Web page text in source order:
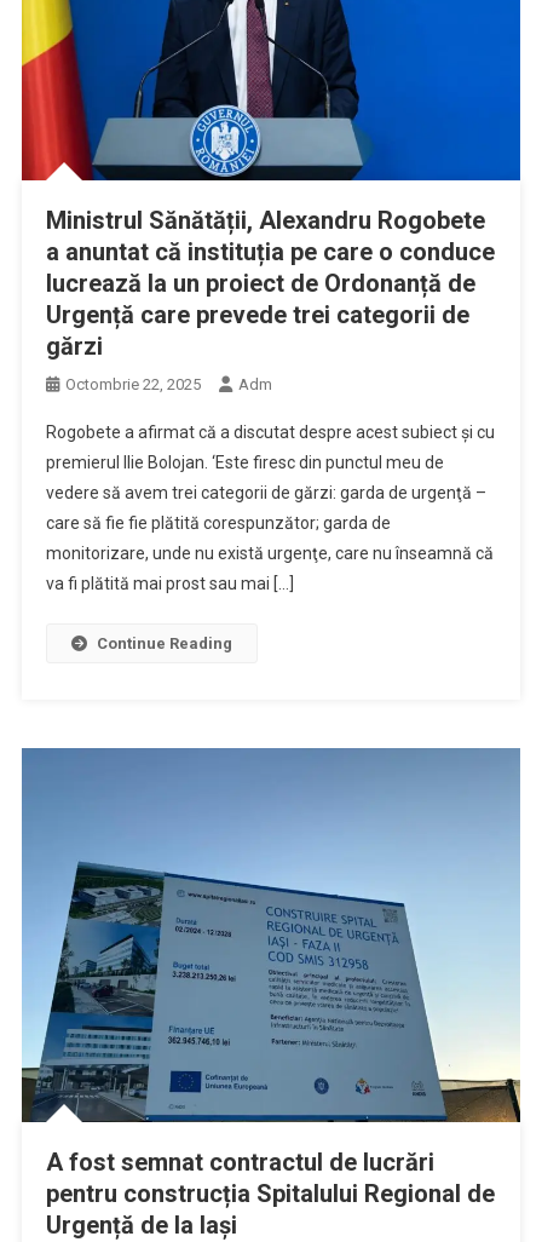
Ministrul Sănătății, Alexandru Rogobete
a anuntat că instituția pe care o conduce
lucrează la un proiect de Ordonanță de
Urgență care prevede trei categorii de
gărzi
Octombrie 22, 2025 Adm
Rogobete a afirmat că a discutat despre acest subiect şi cu
premierul Ilie Bolojan. ‘Este firesc din punctul meu de
vedere să avem trei categorii de gărzi: garda de urgenţă –
care să fie fie plătită corespunzător; garda de
monitorizare, unde nu există urgenţe, care nu înseamnă că
va fi plătită mai prost sau mai […]
Continue Reading
A fost semnat contractul de lucrări
pentru construcția Spitalului Regional de
Urgență de la Iași